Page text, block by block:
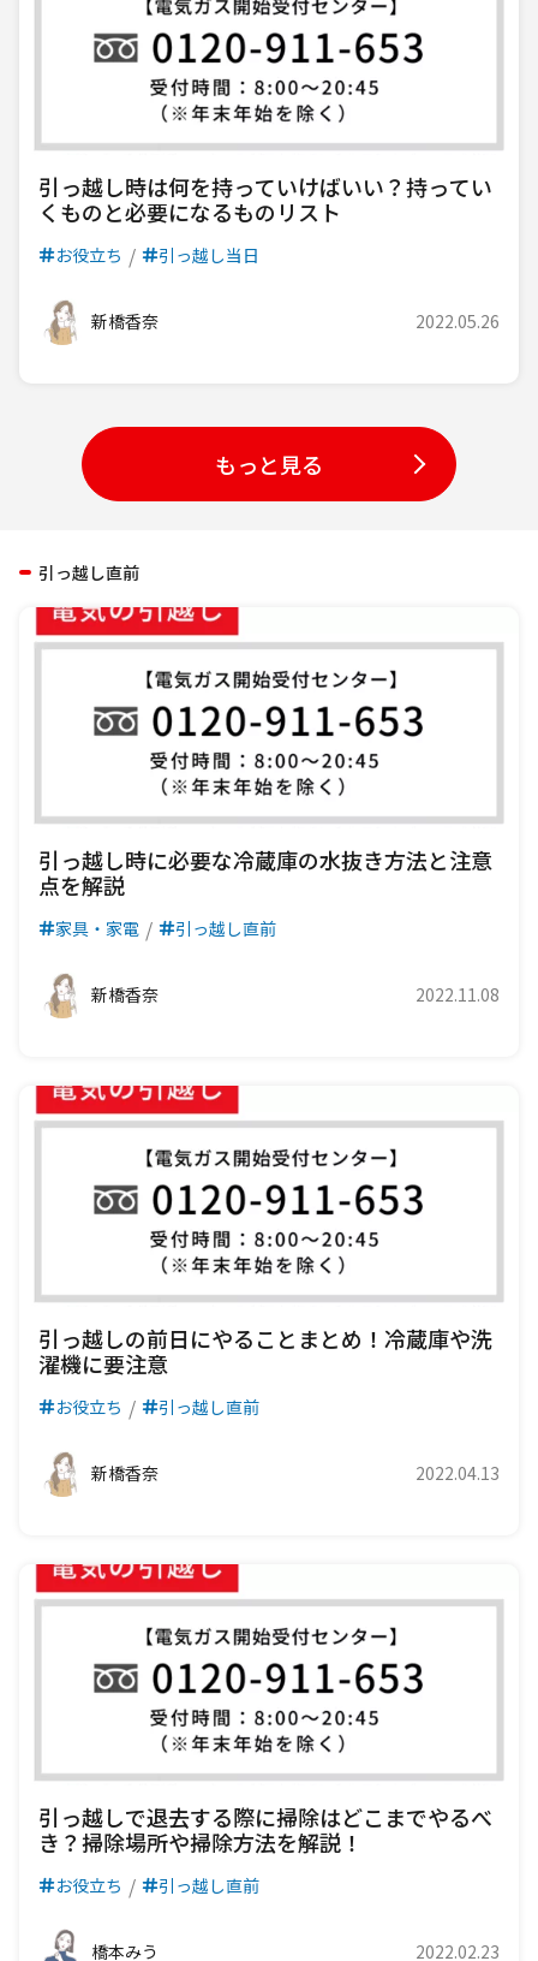
引っ越し時は何を持っていけばいい？持ってい
くものと必要になるものリスト
お役立ち 引っ越し当日
新橋香奈 2022.05.26
もっと見る
引っ越し直前
引っ越し時に必要な冷蔵庫の水抜き方法と注意
点を解説
家具・家電 引っ越し直前
新橋香奈 2022.11.08
引っ越しの前日にやることまとめ！冷蔵庫や洗
濯機に要注意
お役立ち 引っ越し直前
新橋香奈 2022.04.13
引っ越しで退去する際に掃除はどこまでやるべ
き？掃除場所や掃除方法を解説！
お役立ち 引っ越し直前
橋本みう 2022.02.23